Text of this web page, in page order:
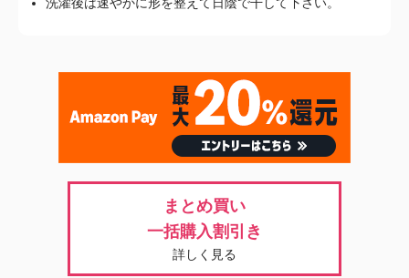
まとめ買い
一括購入割引き
詳しく見る